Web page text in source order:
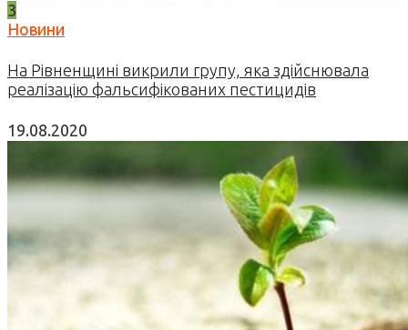
3
Новини
На Рівненщині викрили групу, яка здійснювала
реалізацію фальсифікованих пестицидів
19.08.2020